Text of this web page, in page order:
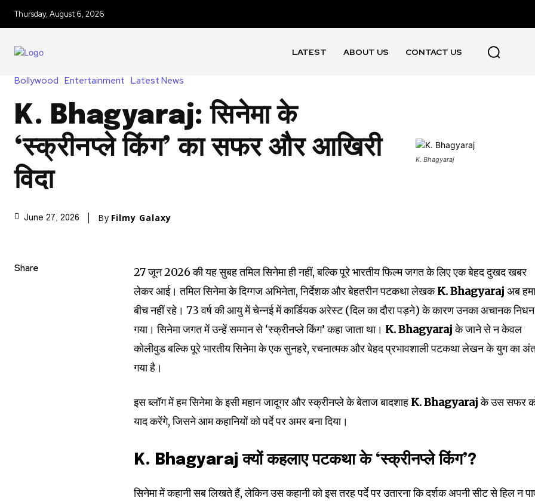
Thursday, August 6, 2026
LATEST ABOUT US CONTACT US
Bollywood Entertainment Latest News
K. Bhagyaraj: सिनेमा के
‘स्क्रीनप्ले किंग’ का सफर और आखिरी
विदा
June 27, 2026 By Filmy Galaxy
K. Bhagyaraj
Share
27 जून 2026 की यह सुबह तमिल सिनेमा ही नहीं, बल्कि पूरे भारतीय फिल्म जगत के लिए एक बेहद दुखद खबर
लेकर आई। तमिल सिनेमा के दिग्गज अभिनेता, निर्देशक और बेहतरीन पटकथा लेखकK. Bhagyaraj अब
बीच नहीं रहे। 73 वर्ष की आयु में चेन्नई में कार्डियक अरेस्ट (दिल का दौरा पड़ने) के कारण उनका अचानक निधन
गया। सिनेमा जगत में उन्हें सम्मान से ‘स्क्रीनप्ले किंग’ कहा जाता था। K. Bhagyarajके जाने से न केवल
कोलीवुड बल्कि पूरे भारतीय सिनेमा के एक सुनहरे, रचनात्मक और बेहद प्रभावशाली पटकथा लेखन के युग का
गया है।
इस ब्लॉग में हम सिनेमा के इसी महान जादूगर और स्क्रीनप्ले के बेताज बादशाह K. Bhagyarajके उस सफर
याद करेंगे, जिसने आम कहानियों को पर्दे पर अमर बना दिया।
K. Bhagyaraj क्यों कहलाए पटकथा के ‘स्क्रीनप्ले किंग’?
सिनेमा में कहानी सब लिखते हैं, लेकिन उस कहानी को इस तरह पर्दे पर उतारना कि दर्शक अपनी सीट से हिल न